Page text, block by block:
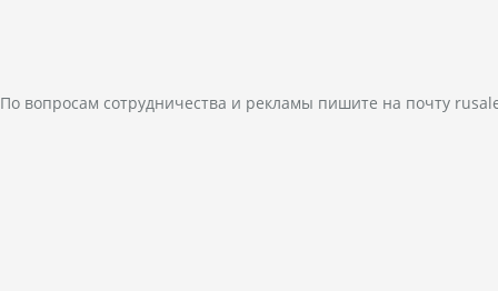
По вопросам сотрудничества и рекламы пишите на почту